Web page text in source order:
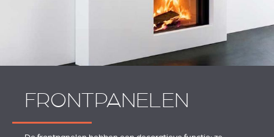
FRONTPANELEN